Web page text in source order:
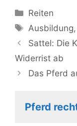
Kategorien
Reiten
Ausbildung,
Sattel: Die
Widerrist ab
Das Pferd
Pferd